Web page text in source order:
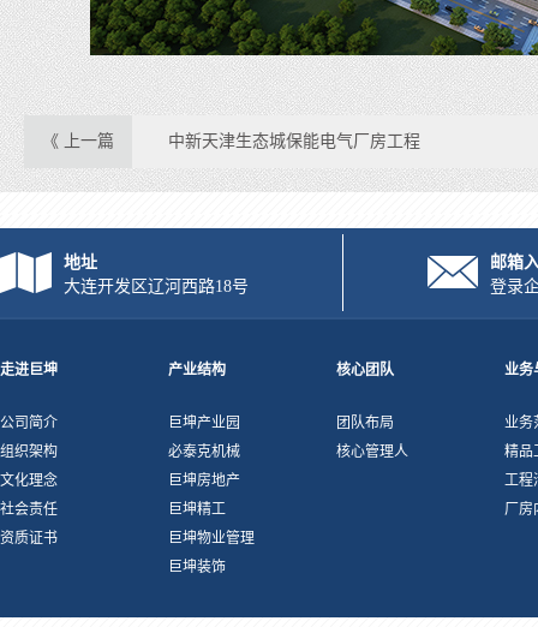
《 上一篇 中新天津生态城保能电气厂房工程
地址
大连开发区辽河西路18号
邮箱
登录
走进巨坤
公司简介
组织架构
文化理念
社会责任
资质证书
产业结构
巨坤产业园
必泰克机械
巨坤房地产
巨坤精工
巨坤物业管理
巨坤装饰
核心团队
团队布局
核心管理人
业务
业务
精品
工程
厂房